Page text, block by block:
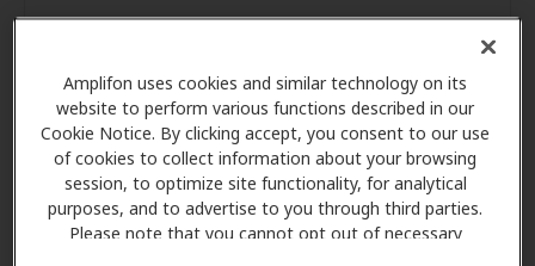
Amplifon uses cookies and similar technology on its
website to perform various functions described in our
Cookie Notice. By clicking accept, you consent to our use
of cookies to collect information about your browsing
session, to optimize site functionality, for analytical
purposes, and to advertise to you through third parties.
Please note that you cannot opt out of necessary